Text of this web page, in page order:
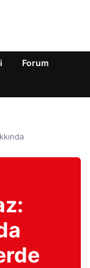
Forum